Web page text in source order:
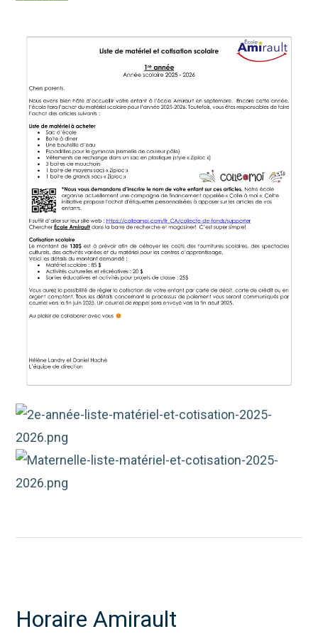
Horaire Amirault